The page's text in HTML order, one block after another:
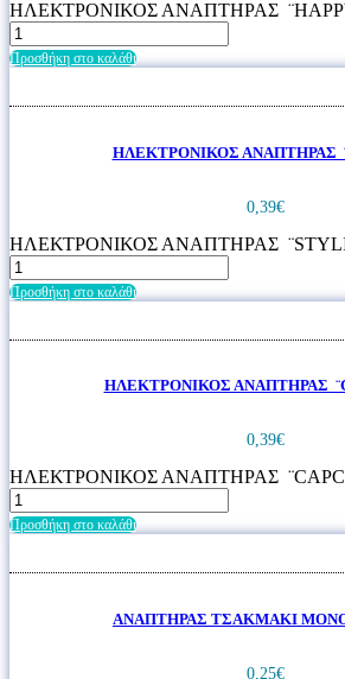
ΗΛΕΚΤΡΟΝΙΚΟΣ ΑΝΑΠΤΗΡΑΣ
Προσθήκη στο καλάθι
ΗΛΕΚΤΡΟΝΙΚΟΣ ΑΝΑΠΤΗΡΑΣ
0,39€
ΗΛΕΚΤΡΟΝΙΚΟΣ ΑΝΑΠΤΗΡΑΣ
Προσθήκη στο καλάθι
ΗΛΕΚΤΡΟΝΙΚΟΣ ΑΝΑΠΤΗΡΑΣ
0,39€
ΗΛΕΚΤΡΟΝΙΚΟΣ ΑΝΑΠΤΗΡΑΣ
Προσθήκη στο καλάθι
ΑΝΑΠΤΗΡΑΣ ΤΣΑΚΜΑΚΙ
0,25€